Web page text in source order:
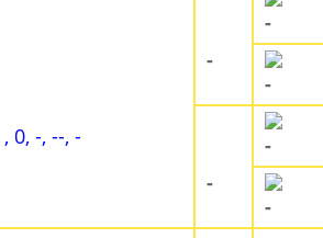
, 0, -, --, -
-
-
-
-
-
-